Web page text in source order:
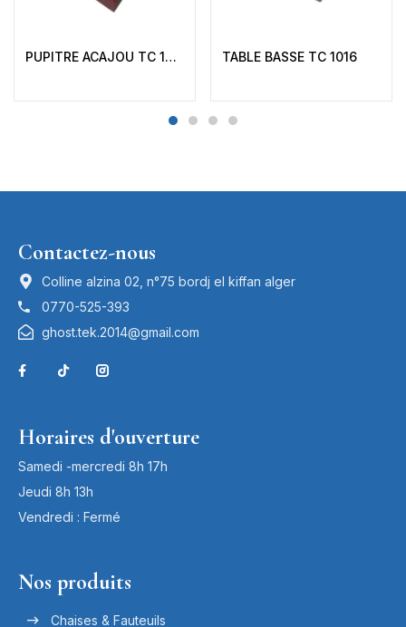
PUPITRE ACAJOU TC 1023L TABLE BASSE TC 1016
Contactez-nous
Colline alzina 02, n°75 bordj el kiffan alger
0770-525-393
ghost.tek.2014@gmail.com
Horaires d'ouverture
Samedi -mercredi 8h 17h
Jeudi 8h 13h
Vendredi : Fermé
Nos produits
Chaises & Fauteuils